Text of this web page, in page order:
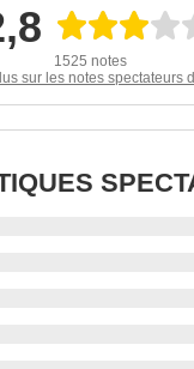
1525 notes
sur les notes spectateurs